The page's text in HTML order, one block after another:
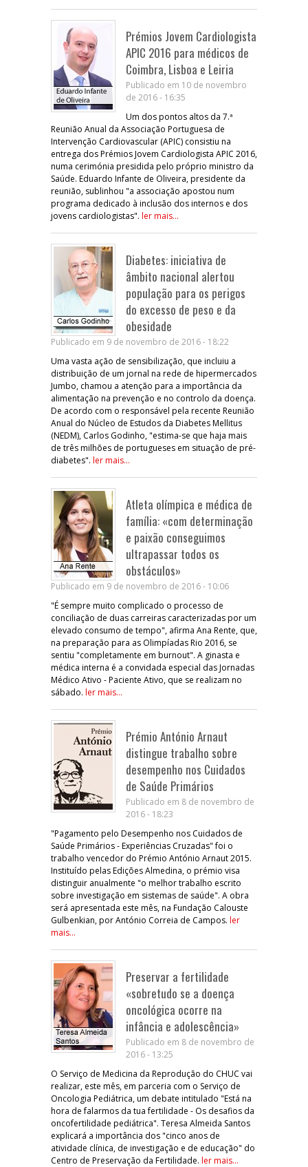
Prémios Jovem Cardiologista
APIC 2016 para médicos de
Coimbra, Lisboa e Leiria
Publicado em 10 de novembro
de 2016 - 16:35
Um dos pontos altos da 7.ª
Reunião Anual da Associação Portuguesa de
Intervenção Cardiovascular (APIC) consistiu na
entrega dos Prémios Jovem Cardiologista APIC 2016,
numa cerimónia presidida pelo próprio ministro da
Saúde. Eduardo Infante de Oliveira, presidente da
reunião, sublinhou "a associação apostou num
programa dedicado à inclusão dos internos e dos
jovens cardiologistas". ler mais...
Diabetes: iniciativa de
âmbito nacional alertou
população para os perigos
do excesso de peso e da
obesidade
Publicado em 9 de novembro de 2016 - 18:22
Uma vasta ação de sensibilização, que incluiu a
distribuição de um jornal na rede de hipermercados
Jumbo, chamou a atenção para a importância da
alimentação na prevenção e no controlo da doença.
De acordo com o responsável pela recente Reunião
Anual do Núcleo de Estudos da Diabetes Mellitus
(NEDM), Carlos Godinho, "estima-se que haja mais
de três milhões de portugueses em situação de pré-
diabetes". ler mais...
Atleta olímpica e médica de
família: «com determinação
e paixão conseguimos
ultrapassar todos os
obstáculos»
Publicado em 9 de novembro de 2016 - 10:06
"É sempre muito complicado o processo de
conciliação de duas carreiras caracterizadas por um
elevado consumo de tempo", afirma Ana Rente, que,
na preparação para as Olimpíadas Rio 2016, se
sentiu "completamente em burnout". A ginasta e
médica interna é a convidada especial das Jornadas
Médico Ativo - Paciente Ativo, que se realizam no
sábado. ler mais...
Prémio António Arnaut
distingue trabalho sobre
desempenho nos Cuidados
de Saúde Primários
Publicado em 8 de novembro de
2016 - 18:23
"Pagamento pelo Desempenho nos Cuidados de
Saúde Primários - Experiências Cruzadas" foi o
trabalho vencedor do Prémio António Arnaut 2015.
Instituído pelas Edições Almedina, o prémio visa
distinguir anualmente "o melhor trabalho escrito
sobre investigação em sistemas de saúde". A obra
será apresentada este mês, na Fundação Calouste
Gulbenkian, por António Correia de Campos. ler
mais...
Preservar a fertilidade
«sobretudo se a doença
oncológica ocorre na
infância e adolescência»
Publicado em 8 de novembro de
2016 - 13:25
O Serviço de Medicina da Reprodução do CHUC vai
realizar, este mês, em parceria com o Serviço de
Oncologia Pediátrica, um debate intitulado "Está na
hora de falarmos da tua fertilidade - Os desafios da
oncofertilidade pediátrica". Teresa Almeida Santos
explicará a importância dos "cinco anos de
atividade clínica, de investigação e de educação" do
Centro de Preservação da Fertilidade. ler mais...